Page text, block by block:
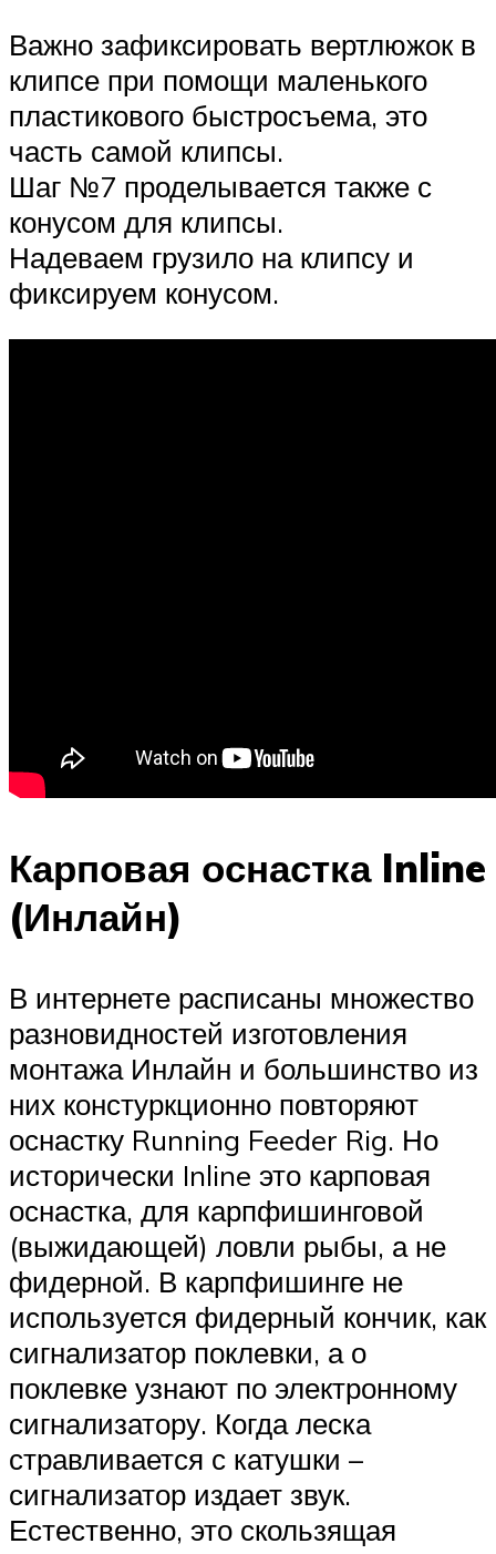
Важно зафиксировать вертлюжок в
клипсе при помощи маленького
пластикового быстросъема, это
часть самой клипсы.
Шаг №7 проделывается также с
конусом для клипсы.
Надеваем грузило на клипсу и
фиксируем конусом.
Карповая оснастка Inline
(Инлайн)
В интернете расписаны множество
разновидностей изготовления
монтажа Инлайн и большинство из
них констуркционно повторяют
оснастку Running Feeder Rig. Но
исторически Inline это карповая
оснастка, для карпфишинговой
(выжидающей) ловли рыбы, а не
фидерной. В карпфишинге не
используется фидерный кончик, как
сигнализатор поклевки, а о
поклевке узнают по электронному
сигнализатору. Когда леска
стравливается с катушки –
сигнализатор издает звук.
Естественно, это скользящая